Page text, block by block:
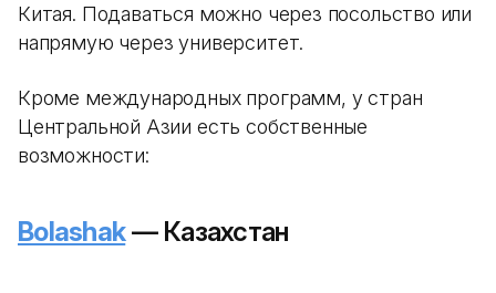
Китая. Подаваться можно через посольство или
напрямую через университет.
Кроме международных программ, у стран
Центральной Азии есть собственные
возможности:
Bolashak— Казахстан